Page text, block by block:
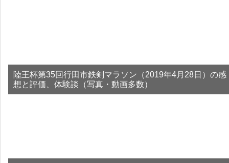
陸王杯第35回行田市鉄剣マラソン（2019年4月28日）の感
想と評価、体験談（写真・動画多数）